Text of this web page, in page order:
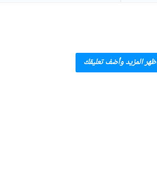
المزيد وأضف تعليقك